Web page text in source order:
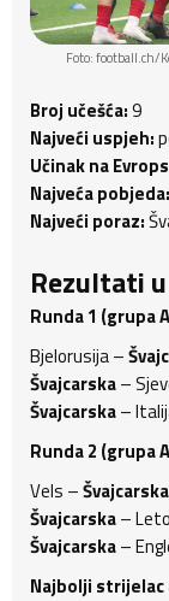
Foto: football.ch/
Broj učešća:9
Najveći uspjeh:
Učinak na
Najveća pobjeda:
Najveći poraz:
Rezultati
Runda 1 (grupa
Bjelorusija –
Švajcarska–
Švajcarska–
Runda 2 (grupa
Vels –Švajcarska
Švajcarska–
Švajcarska–
Najbolji strijelac